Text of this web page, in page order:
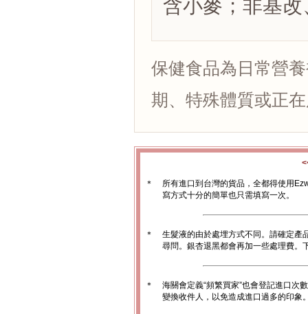
含小麥；非基
保健食品為日常營
期、特殊體質或正
＊
所有進口到台灣的貨品，全都得使用
寫方式十分的簡單也只需填寫一次。
＊
生髮液的由於處埋方式不同。請確定產
尋問。銀杏退黑都會再加一些處理費。
＊
海關會定義“頻繁買家”也會登記進口次
變換收件人，以免造成進口過多的印象